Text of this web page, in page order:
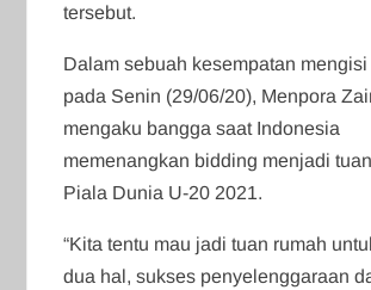
tersebut.
Dalam sebuah kesempatan
pada Senin (29/06/20), Menpora
mengaku bangga saat Indonesia
memenangkan bidding menjadi
Piala Dunia U-20 2021.
“Kita tentu mau jadi tuan rumah
dua hal, sukses penyelenggaraan